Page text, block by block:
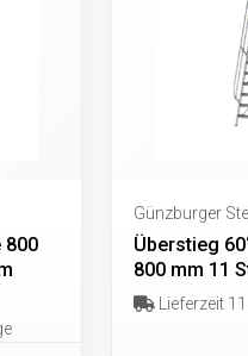
800
Günzburger
Überstieg
800 mm 11
Lieferzeit